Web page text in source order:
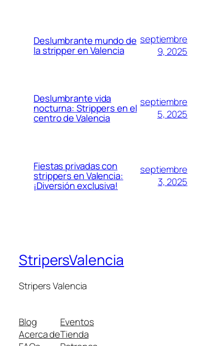
Deslumbrante mundo de
la stripper en Valencia
septiembre
9, 2025
Deslumbrante vida
nocturna: Strippers en el
centro de Valencia
septiembre
5, 2025
Fiestas privadas con
strippers en Valencia:
¡Diversión exclusiva!
septiembre
3, 2025
StripersValencia
Stripers Valencia
Blog
Acerca de
Eventos
Tienda